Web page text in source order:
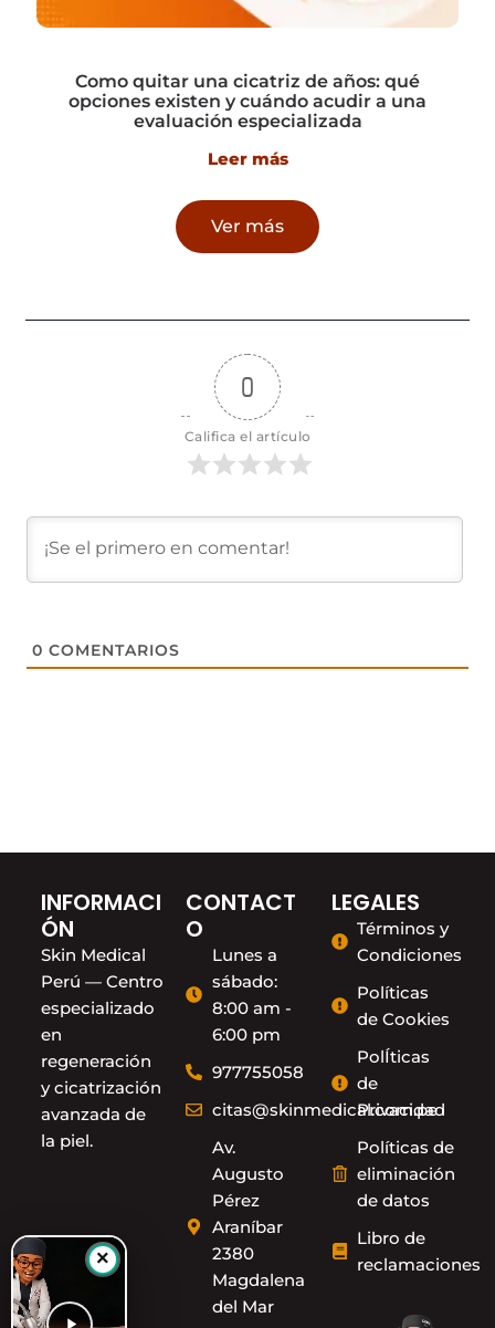
Como quitar una cicatriz de años: qué
opciones existen y cuándo acudir a una
evaluación especializada
Leer más
Ver más
0
Califica el artículo
0 COMENTARIOS
INFORMACI
ÓN
Skin Medical
Perú — Centro
especializado
en
regeneración
y cicatrización
avanzada de
la piel.
CONTACT
O
Lunes a
sábado:
8:00 am -
6:00 pm
977755058
citas@skinmedical.com.pe
Av.
Augusto
Pérez
Araníbar
2380
Magdalena
del Mar
LEGALES
Términos y
Condiciones
Políticas
de Cookies
PolÍticas
de
Privacidad
Políticas de
eliminación
de datos
Libro de
reclamaciones
×